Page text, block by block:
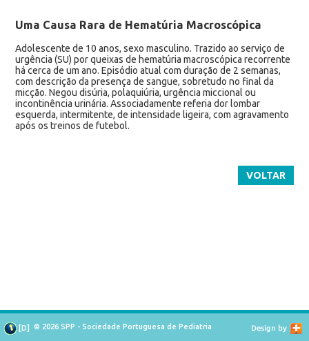
Uma Causa Rara de Hematúria Macroscópica
Adolescente de 10 anos, sexo masculino. Trazido ao serviço de
urgência (SU) por queixas de hematúria macroscópica recorrente
há cerca de um ano. Episódio atual com duração de 2 semanas,
com descrição da presença de sangue, sobretudo no final da
micção. Negou disúria, polaquiúria, urgência miccional ou
incontinência urinária. Associadamente referia dor lombar
esquerda, intermitente, de intensidade ligeira, com agravamento
após os treinos de futebol.
VOLTAR
[D] © 2026 SPP - Sociedade Portuguesa de Pediatria